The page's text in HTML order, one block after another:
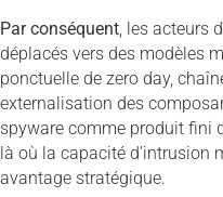
Par conséquent , les acteurs
déplacés vers des modèles
ponctuelle de zero day,
externalisation des
spyware comme produit fini
là où la capacité d’intrusion
avantage stratégique.